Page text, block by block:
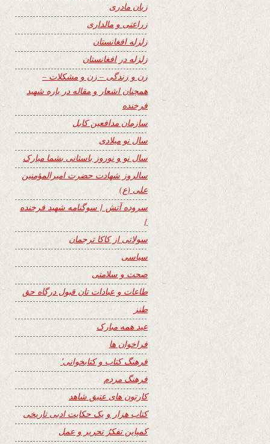
زبان مادری
زراعتی و مالداری
زلزله افغانستان
زلزله در افغانستان
زن و زندگی – زن و مشکلات –
همچنان اشعار و مقاله در باره شهید
فرخنده
سازمان مدافعین کابل
سال نو میلادی
سال نو و نوروز باستانی بشما مبارک
سالروز شهادت حضرت امیرالمؤمنین
علی (ع)
سروده آتش { سوگنامه شهید فرخنده
}
سولاتی از کاکا ترجمان
سیاسی
صحت و سلامتی
طاعات و عبادات تان قبول درگاه حق
طنز
عید همه مبارک
فراخوان ها
فرهنگ کتاب و کتابخوانی٬
فرهنگ مردم
کارتون های عتیق شاهد
کتاب هزار و یک حکایت ادبی تاریخی
کمپاین تفکرُ تحریر و عمل